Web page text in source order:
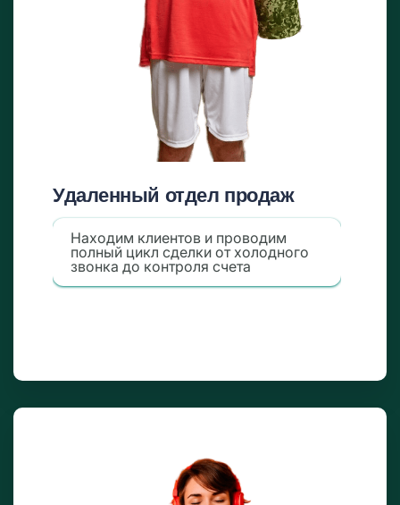
Удаленный отдел продаж
Находим клиентов и проводим
полный цикл сделки от холодного
звонка до контроля счета